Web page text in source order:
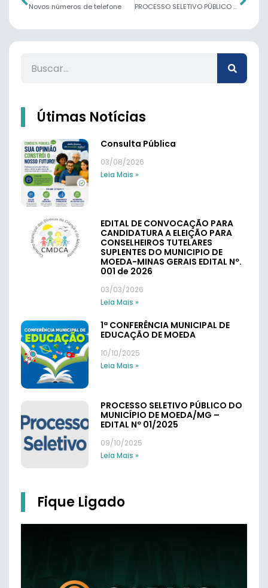
Novos números de telefone PROCESSO SELETIVO PÚBLICO DO MUNICÍPIO DE MOEDA/MG – EDITAL Nº 01/2025
Útimas Notícias
Consulta Pública
03/08/2026
Leia Mais »
EDITAL DE CONVOCAÇÃO PARA
CANDIDATURA A ELEIÇÃO PARA
CONSELHEIROS TUTELARES
SUPLENTES DO MUNICIPIO DE
MOEDA-MINAS GERAIS EDITAL Nº.
001 de 2026
03/03/2026
Leia Mais »
1ª CONFERÊNCIA MUNICIPAL DE
EDUCAÇÃO DE MOEDA
10/10/2025
Leia Mais »
PROCESSO SELETIVO PÚBLICO DO
MUNICÍPIO DE MOEDA/MG –
EDITAL Nº 01/2025
09/10/2025
Leia Mais »
Fique Ligado